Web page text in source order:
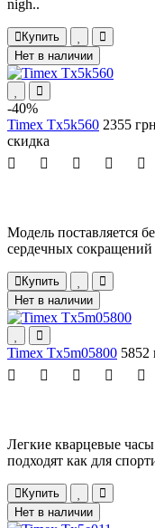
nigh..
Купить
Нет в наличии
-40%
Timex Tx5k560 2355
скидка
Модель поставляется
сердечных
Купить
Нет в наличии
Timex Tx5m05800 5852
Легкие кварцевые
подходят как для
Купить
Нет в наличии